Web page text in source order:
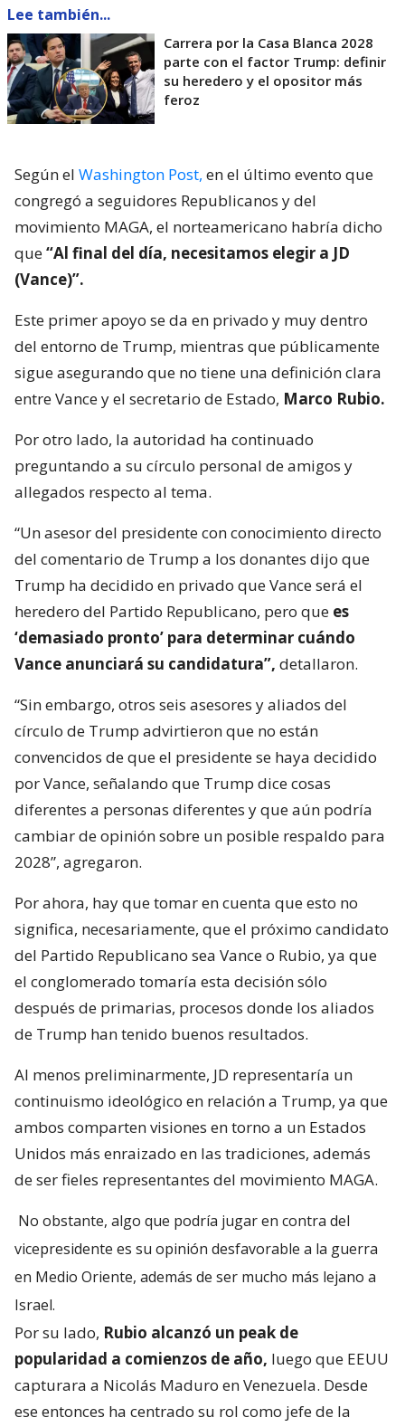
Lee también...
Carrera por la Casa Blanca 2028
parte con el factor Trump: definir
su heredero y el opositor más
feroz
Según el Washington Post, en el último evento que
congregó a seguidores Republicanos y del
movimiento MAGA, el norteamericano habría dicho
que“Al final del día, necesitamos elegir a JD
(Vance)”.
Este primer apoyo se da en privado y muy dentro
del entorno de Trump, mientras que públicamente
sigue asegurando que no tiene una definición clara
entre Vance y el secretario de Estado, Marco Rubio.
Por otro lado, la autoridad ha continuado
preguntando a su círculo personal de amigos y
allegados respecto al tema.
“Un asesor del presidente con conocimiento directo
del comentario de Trump a los donantes dijo que
Trump ha decidido en privado que Vance será el
heredero del Partido Republicano, pero que es
‘demasiado pronto’ para determinar cuándo
Vance anunciará su candidatura”, detallaron.
“Sin embargo, otros seis asesores y aliados del
círculo de Trump advirtieron que no están
convencidos de que el presidente se haya decidido
por Vance, señalando que Trump dice cosas
diferentes a personas diferentes y que aún podría
cambiar de opinión sobre un posible respaldo para
2028”, agregaron.
Por ahora, hay que tomar en cuenta que esto no
significa, necesariamente, que el próximo candidato
del Partido Republicano sea Vance o Rubio, ya que
el conglomerado tomaría esta decisión sólo
después de primarias, procesos donde los aliados
de Trump han tenido buenos resultados.
Al menos preliminarmente, JD representaría un
continuismo ideológico en relación a Trump, ya que
ambos comparten visiones en torno a un Estados
Unidos más enraizado en las tradiciones, además
de ser fieles representantes del movimiento MAGA.
No obstante, algo que podría jugar en contra del
vicepresidente es su opinión desfavorable a la guerra
en Medio Oriente, además de ser mucho más lejano a
Israel.
Por su lado, Rubio alcanzó un peak de
popularidad a comienzos de año, luego que EEUU
capturara a Nicolás Maduro en Venezuela. Desde
ese entonces ha centrado su rol como jefe de la